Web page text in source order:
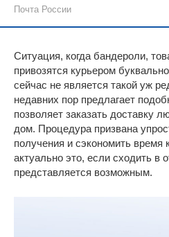
Почта России
Ситуация, когда бандероли,
привозятся курьером
сейчас не является такой уж
недавних пор предлагает
позволяет заказать доставку
дом. Процедура призвана
получения и сэкономить время
актуально это, если сходить в
представляется возможным.